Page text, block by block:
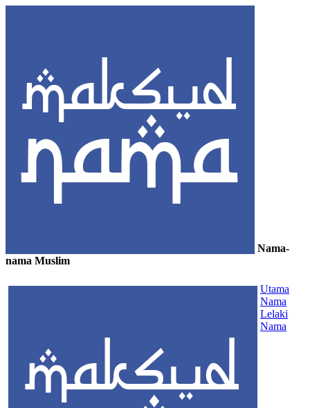
Nama-
nama Muslim
Utama
Nama
Lelaki
Nama